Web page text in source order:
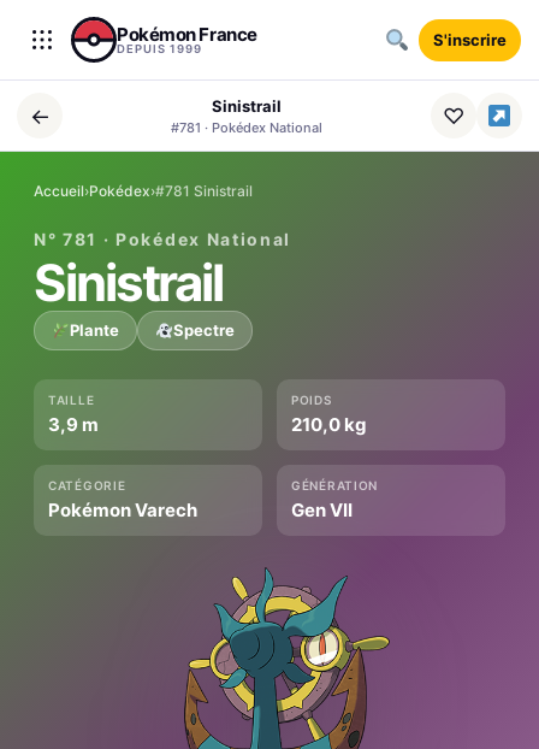
Aller au contenu
Pokémon France
DEPUIS 1999 S'inscrire
← Sinistrail
#781 · Pokédex National ♡
Accueil›Pokédex›#781 Sinistrail
N° 781 · Pokédex National
Sinistrail
Plante Spectre
TAILLE
3,9 m
POIDS
210,0 kg
CATÉGORIE
Pokémon Varech
GÉNÉRATION
Gen VII